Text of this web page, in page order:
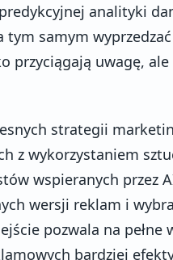
analityki
tym samym
przyciągają uwagę,
strategii
z wykorzystaniem
wspieranych przez
wersji reklam i
pozwala na pełne
bardziej